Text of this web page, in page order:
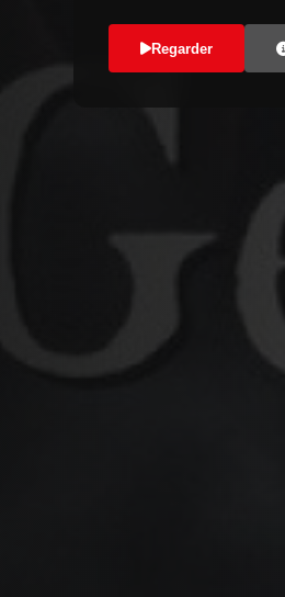
Regarder